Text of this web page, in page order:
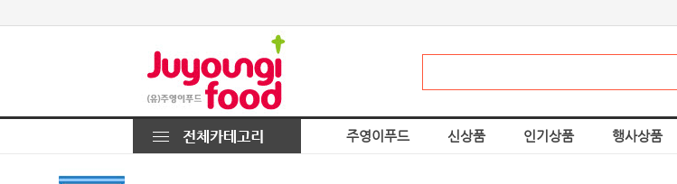
주영이푸드 신상품 인기상품 행사상품